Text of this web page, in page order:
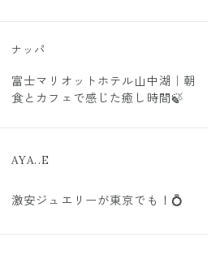
ナッパ
富士マリオットホテル山中湖｜朝
食とカフェで感じた癒し時間🍃
AYA..E
激安ジュエリーが東京でも！💍